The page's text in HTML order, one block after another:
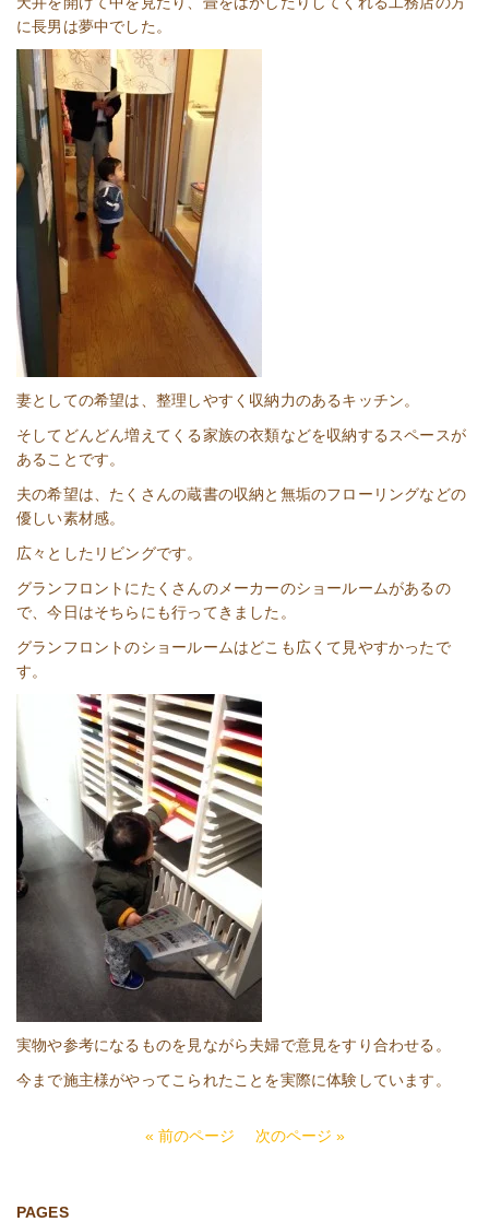
に長男は夢中でした。
妻としての希望は、整理しやすく収納力のあるキッチン。
そしてどんどん増えてくる家族の衣類などを収納するスペースが
あることです。
夫の希望は、たくさんの蔵書の収納と無垢のフローリングなどの
優しい素材感。
広々としたリビングです。
グランフロントにたくさんのメーカーのショールームがあるの
で、今日はそちらにも行ってきました。
グランフロントのショールームはどこも広くて見やすかったで
す。
実物や参考になるものを見ながら夫婦で意見をすり合わせる。
今まで施主様がやってこられたことを実際に体験しています。
« 前のページ 次のページ »
PAGES